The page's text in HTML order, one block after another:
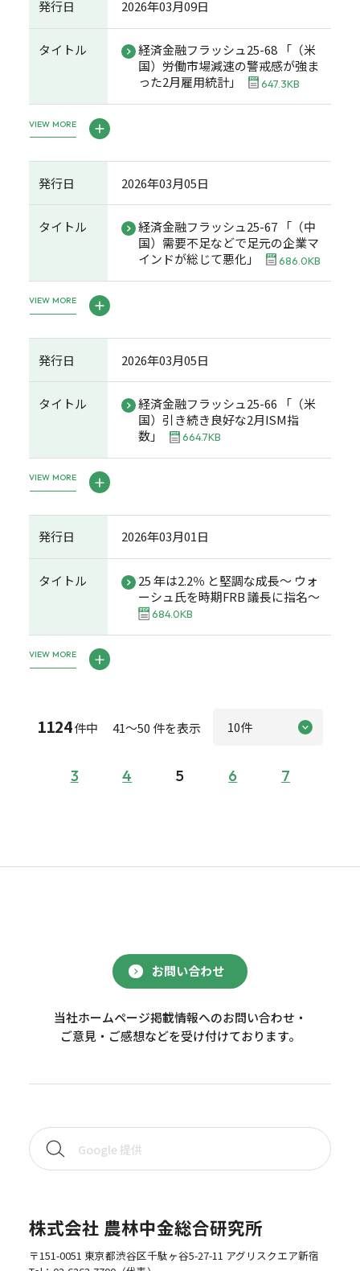
発行日 2026年03月09日
タイトル
経済金融フラッシュ25-68 「（米
国）労働市場減速の警戒感が強ま
った2月雇用統計」
647.3KB
VIEW MORE
発行日 2026年03月05日
タイトル
経済金融フラッシュ25-67 「（中
国）需要不足などで足元の企業マ
インドが総じて悪化」
686.0KB
VIEW MORE
発行日 2026年03月05日
タイトル
経済金融フラッシュ25-66 「（米
国）引き続き良好な2月ISM指
数」
664.7KB
VIEW MORE
発行日 2026年03月01日
タイトル
25 年は2.2％ と堅調な成長～ ウォ
ーシュ氏を時期FRB 議長に指名～
684.0KB
VIEW MORE
1124件中 41～50 件を表示
3 4 5 6 7
お問い合わせ
当社ホームページ掲載情報へのお問い合わせ・
ご意見・ご感想などを受け付けております。
株式会社 農林中金総合研究所
〒151-0051 東京都渋谷区千駄ヶ谷5-27-11 アグリスクエア新宿